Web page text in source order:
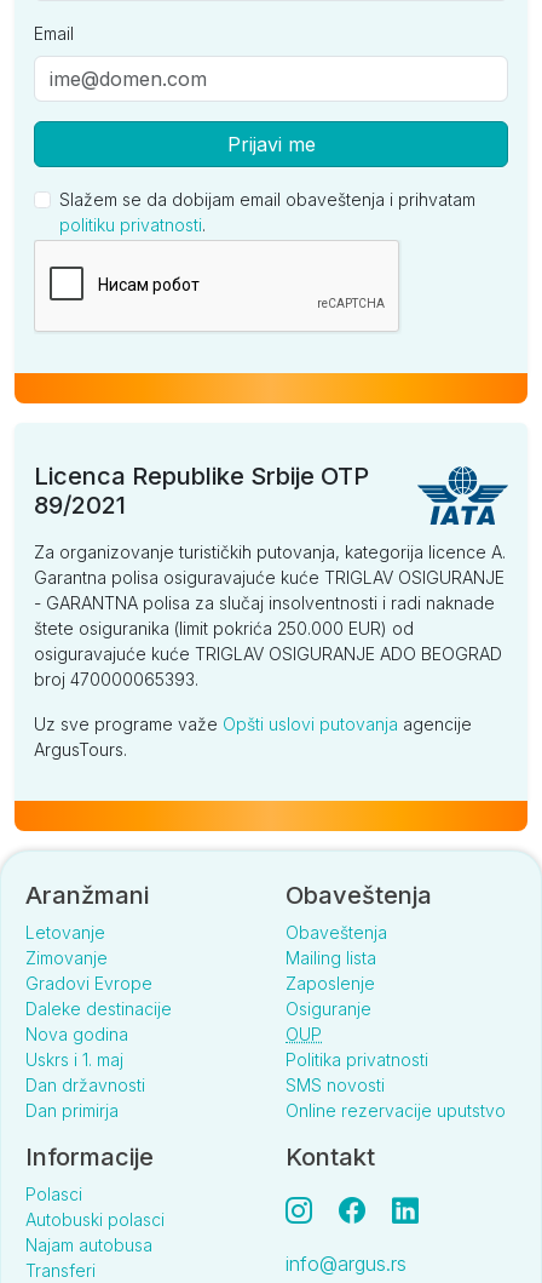
Email
Prijavi me
Slažem se da dobijam email obaveštenja i prihvatam
politiku privatnosti.
Licenca Republike Srbije OTP
89/2021
Za organizovanje turističkih putovanja, kategorija licence A.
Garantna polisa osiguravajuće kuće TRIGLAV OSIGURANJE
- GARANTNA polisa za slučaj insolventnosti i radi naknade
štete osiguranika (limit pokrića 250.000 EUR) od
osiguravajuće kuće TRIGLAV OSIGURANJE ADO BEOGRAD
broj 470000065393.
Uz sve programe važe Opšti uslovi putovanja agencije
ArgusTours.
Aranžmani
Letovanje
Zimovanje
Gradovi Evrope
Daleke destinacije
Nova godina
Uskrs i 1. maj
Dan državnosti
Dan primirja
Obaveštenja
Obaveštenja
Mailing lista
Zaposlenje
Osiguranje
OUP
Politika privatnosti
SMS novosti
Online rezervacije uputstvo
Informacije
Polasci
Autobuski polasci
Najam autobusa
Transferi
Kontakt
info@argus.rs